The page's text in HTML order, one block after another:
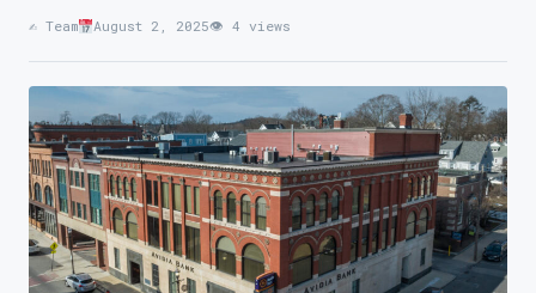
✍️ Team August 2, 2025👁 4 views